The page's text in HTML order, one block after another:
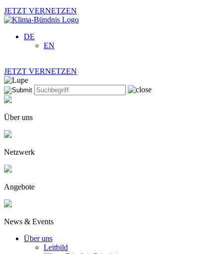
JETZT VERNETZEN
DE
EN
JETZT VERNETZEN
Über uns
Netzwerk
Angebote
News & Events
Über uns
Leitbild